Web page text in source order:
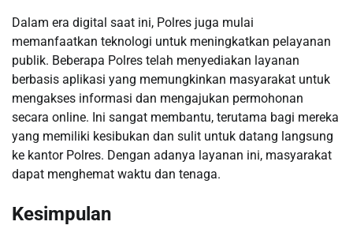
Dalam era digital saat ini, Polres juga mulai
memanfaatkan teknologi untuk meningkatkan pelayanan
publik. Beberapa Polres telah menyediakan layanan
berbasis aplikasi yang memungkinkan masyarakat untuk
mengakses informasi dan mengajukan permohonan
secara online. Ini sangat membantu, terutama bagi mereka
yang memiliki kesibukan dan sulit untuk datang langsung
ke kantor Polres. Dengan adanya layanan ini, masyarakat
dapat menghemat waktu dan tenaga.
Kesimpulan